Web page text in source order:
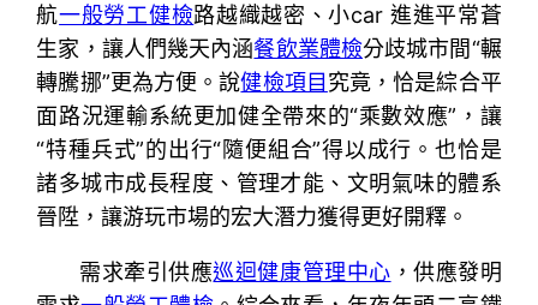
航一般勞工健檢路越織越密、小car 進進平常蒼
生家，讓人們幾天內涵餐飲業體檢分歧城市間“輾
轉騰挪”更為方便。說健檢項目究竟，恰是綜合平
面路況運輸系統更加健全帶來的“乘數效應”，讓
“特種兵式”的出行“隨便組合”得以成行。也恰是
諸多城市成長程度、管理才能、文明氣味的體系
晉陞，讓游玩市場的宏大潛力獲得更好開釋。
需求牽引供應巡迴健康管理中心 ，供應發明